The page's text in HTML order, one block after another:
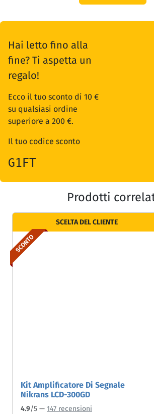
Hai letto fino alla
fine? Ti aspetta un
regalo!
Ecco il tuo sconto di 10 €
su qualsiasi ordine
superiore a 200 €.
Il tuo codice sconto
G1FT
Prodotti
SCELTA DEL CLIENTE
SCONTO
Kit Amplificatore Di Segnale
Nikrans LCD-300GD
4.9/5 — 147 recensioni